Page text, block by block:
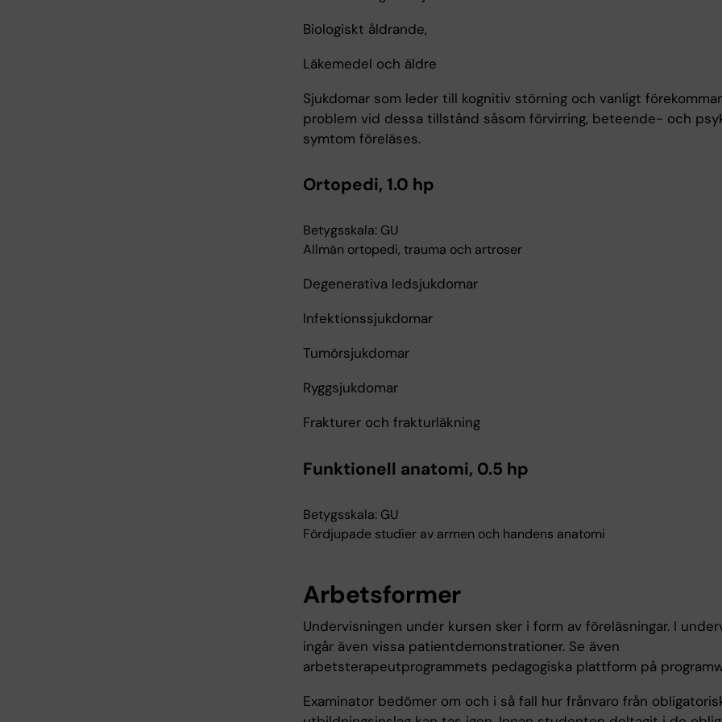
Biologiskt åldrande,
Läkemedel och äldre
Sjukdomar som leder till kognitiv störning och vanligt
problem vid dessa tillstånd såsom förvirring, beteende- och
symtom föreläses.
Ortopedi, 1.0 hp
Betygsskala: GU
Allmän ortopedi, trauma och artroser
Degenerativa ledsjukdomar
Infektionssjukdomar
Tumörsjukdomar
Ryggsjukdomar
Frakturer och frakturläkning
Funktionell anatomi, 0.5 hp
Betygsskala: GU
Fördjupade studier av armen och handens anatomi
Arbetsformer
Undervisningen under kursen sker i form av föreläsningar. I
ingår även vissa patientdemonstrationer. Se även
arbetsterapeutprogrammets pedagogiska plattform på
Examinator bedömer om och i så fall hur frånvaro från